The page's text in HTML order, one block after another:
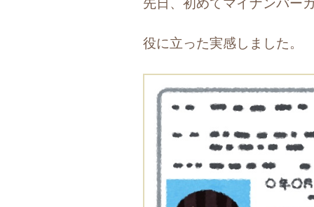
先日、初めてマイナンバー
役に立った実感しました。